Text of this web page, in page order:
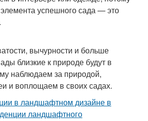
успешного сада — это
вычурности и больше
близкие к природе будут в
наблюдаем за природой,
и воплощаем в своих садах.